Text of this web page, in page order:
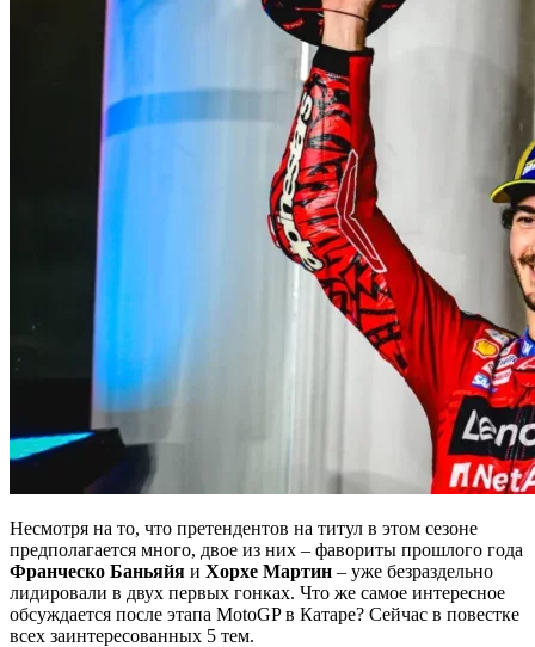
Несмотря на то, что претендентов на титул в этом сезоне
предполагается много, двое из них – фавориты прошлого года
Франческо Баньяйя и Хорхе Мартин – уже безраздельно
лидировали в двух первых гонках. Что же самое интересное
обсуждается после этапа MotoGP в Катаре? Сейчас в повестке
всех заинтересованных 5 тем.